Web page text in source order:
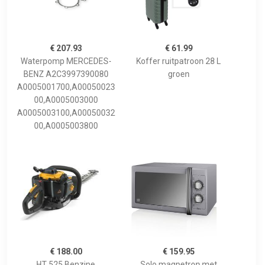
€ 207.93
Waterpomp MERCEDES-
BENZ A2C3997390080
A0005001700,A00050023
00,A0005003000
A0005003100,A00050032
00,A0005003800
€ 61.99
Koffer ruitpatroon 28 L
groen
€ 188.00
€ 159.95